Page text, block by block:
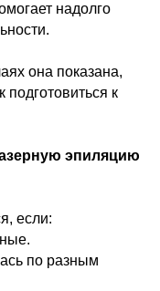
надолго
она показана,
подготовиться к
эпиляцию
если:
по разным